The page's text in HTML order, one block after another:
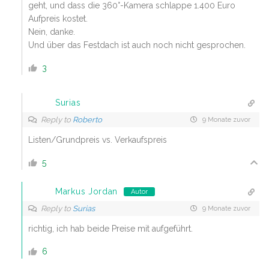
geht, und dass die 360°-Kamera schlappe 1.400 Euro
Aufpreis kostet.
Nein, danke.
Und über das Festdach ist auch noch nicht gesprochen.
3
Surias
Reply to Roberto 9 Monate zuvor
Listen/Grundpreis vs. Verkaufspreis
5
Markus Jordan Autor
Reply to Surias 9 Monate zuvor
richtig, ich hab beide Preise mit aufgeführt.
6